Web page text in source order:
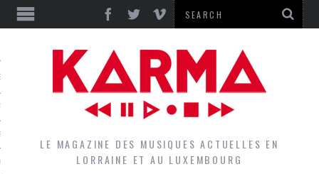
LE MAGAZINE DES MUSIQUES ACTUELLES EN
LORRAINE ET AU LUXEMBOURG